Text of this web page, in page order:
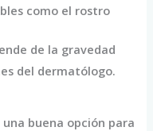
como el rostro
de la gravedad
del dermatólogo.
buena opción para